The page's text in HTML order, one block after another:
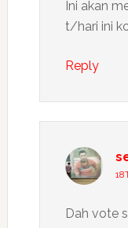
Ini akan
t/hari ini
Reply
Dah vote